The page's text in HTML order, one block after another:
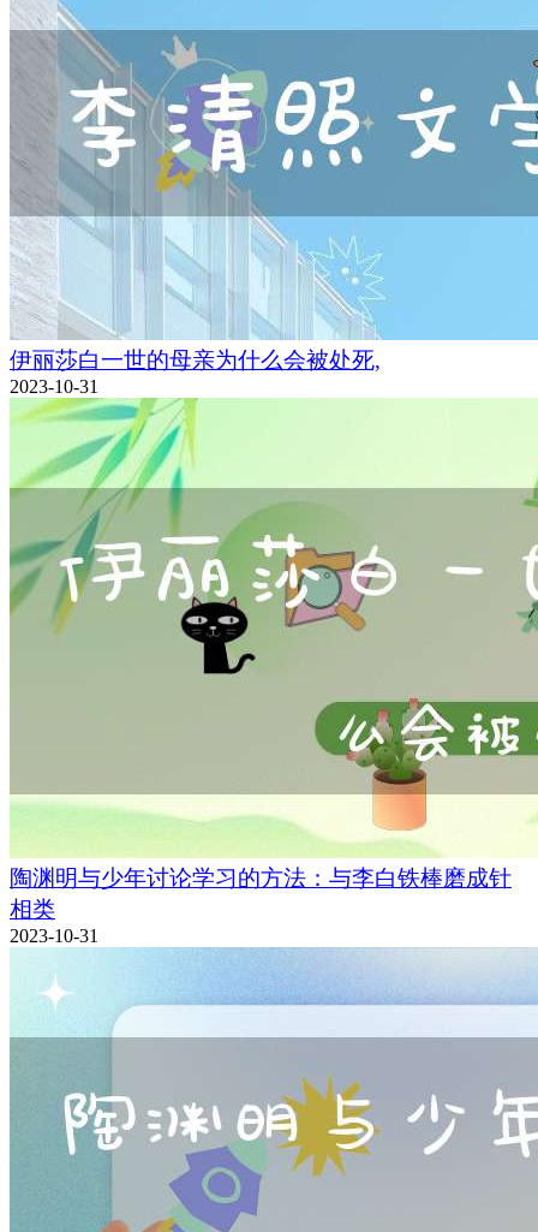
伊丽莎白一世的母亲为什么会被处死,
2023-10-31
陶渊明与少年讨论学习的方法：与李白铁棒磨成针
相类
2023-10-31